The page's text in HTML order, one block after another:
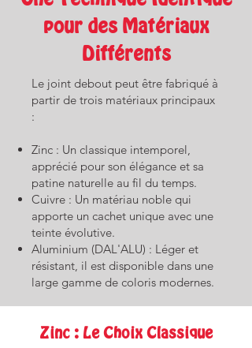
pour des Matériaux
Différents
Le joint debout peut être fabriqué à
partir de trois matériaux principaux
:
Zinc : Un classique intemporel,
apprécié pour son élégance et sa
patine naturelle au fil du temps.
Cuivre : Un matériau noble qui
apporte un cachet unique avec une
teinte évolutive.
Aluminium (DAL'ALU) : Léger et
résistant, il est disponible dans une
large gamme de coloris modernes.
Zinc : Le Choix Classique